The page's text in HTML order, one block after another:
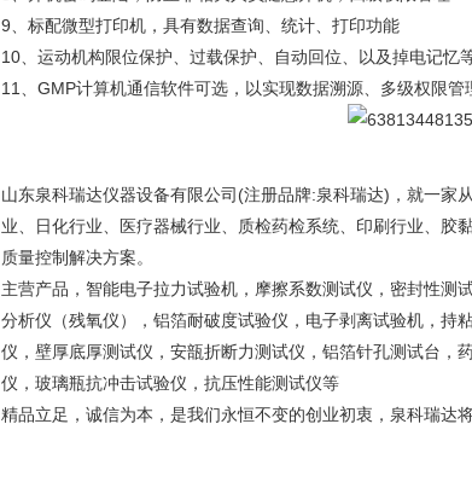
9、标配微型打印机，具有数据查询、统计、打印功能
10、运动机构限位保护、过载保护、自动回位、以及掉电记忆
11、GMP计算机通信软件可选，以实现数据溯源、多级权限
山东泉科瑞达仪器设备有限公司(注册品牌:泉科瑞达)，就一家
业、日化行业、医疗器械行业、质检药检系统、印刷行业、胶
质量控制解决方案。
主营产品，智能电子拉力试验机，摩擦系数测试仪，密封性
分析仪（残氧仪），铝箔耐破度试验仪，电子剥离试验机，持
仪，壁厚底厚测试仪，安瓿折断力测试仪，铝箔针孔测试台，
仪，玻璃瓶抗冲击试验仪，抗压性能测试仪等
精品立足，诚信为本，是我们永恒不变的创业初衷，泉科瑞达